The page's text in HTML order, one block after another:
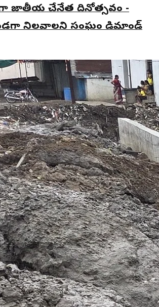
జాతీయ చేనేత దినోత్సవం -
నిలవాలని సంఘం డిమాండ్